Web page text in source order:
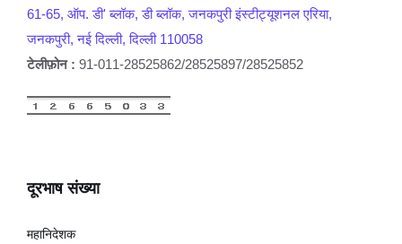
61-65, ऑप. डी' ब्लॉक, डी ब्लॉक, जनकपुरी इंस्टीट्यूशनल एरिया,
जनकपुरी, नई दिल्ली, दिल्ली 110058
टेलीफ़ोन : 91-011-28525862/28525897/28525852
दूरभाष संख्या
महानिदेशक